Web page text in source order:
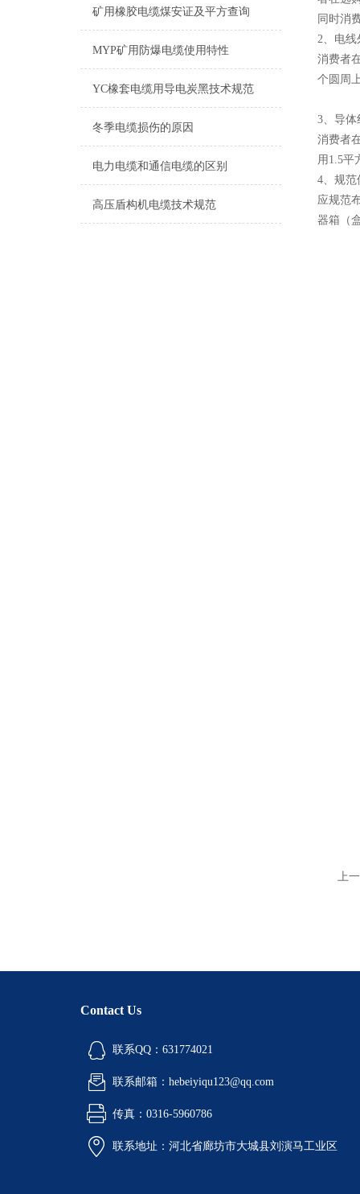
矿用橡胶电缆煤安证及平方查询
MYP矿用防爆电缆使用特性
YC橡套电缆用导电炭黑技术规范
冬季电缆损伤的原因
电力电缆和通信电缆的区别
高压盾构机电缆技术规范
同时消
2、电线
消费者
个圆周
3、导体
消费者
用1.5平
4、规范
应规范
器箱（
上
Contact Us
联系QQ：631774021
联系邮箱：hebeiyiqu123@qq.com
传真：0316-5960786
联系地址：河北省廊坊市大城县刘演马工业区